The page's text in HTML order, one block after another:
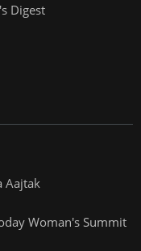
Digest
Aajtak
Woman's Summit